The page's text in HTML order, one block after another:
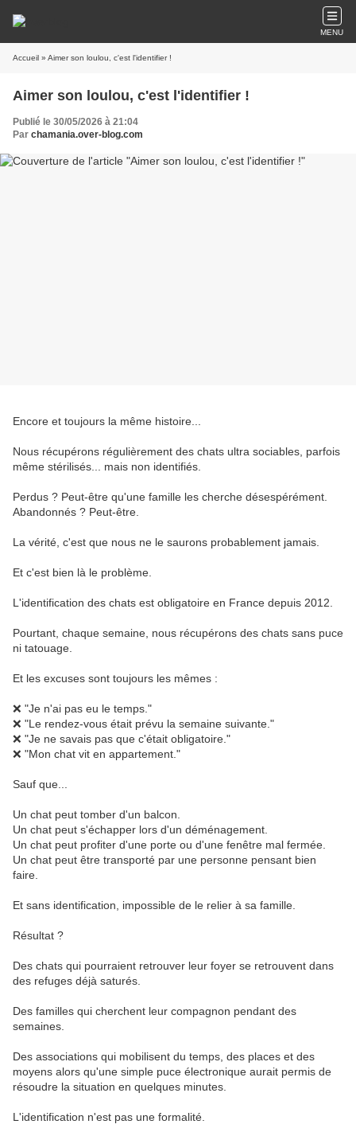
MENU
Accueil » Aimer son loulou, c'est l'identifier !
Aimer son loulou, c'est l'identifier !
Publié le 30/05/2026 à 21:04
Par chamania.over-blog.com
Encore et toujours la même histoire...
Nous récupérons régulièrement des chats ultra sociables, parfois
même stérilisés... mais non identifiés.
Perdus ? Peut-être qu'une famille les cherche désespérément.
Abandonnés ? Peut-être.
La vérité, c'est que nous ne le saurons probablement jamais.
Et c'est bien là le problème.
L'identification des chats est obligatoire en France depuis 2012.
Pourtant, chaque semaine, nous récupérons des chats sans puce
ni tatouage.
Et les excuses sont toujours les mêmes :
❌ "Je n'ai pas eu le temps."
❌ "Le rendez-vous était prévu la semaine suivante."
❌ "Je ne savais pas que c'était obligatoire."
❌ "Mon chat vit en appartement."
Sauf que...
Un chat peut tomber d'un balcon.
Un chat peut s'échapper lors d'un déménagement.
Un chat peut profiter d'une porte ou d'une fenêtre mal fermée.
Un chat peut être transporté par une personne pensant bien
faire.
Et sans identification, impossible de le relier à sa famille.
Résultat ?
Des chats qui pourraient retrouver leur foyer se retrouvent dans
des refuges déjà saturés.
Des familles qui cherchent leur compagnon pendant des
semaines.
Des associations qui mobilisent du temps, des places et des
moyens alors qu'une simple puce électronique aurait permis de
résoudre la situation en quelques minutes.
L'identification n'est pas une formalité.